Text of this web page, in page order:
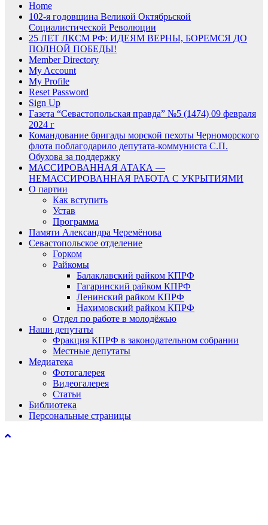
Home
102-я годовщина Великой Октябрьской
Социалистической Революции
25 ЛЕТ ЛКСМ РФ: ИДЕЯМ ВЕРНЫ, БОРЕМСЯ ДО
ПОЛНОЙ ПОБЕДЫ!
Member Directory
My Account
My Profile
Reset Password
Sign Up
Газета “Севастопольская правда” №5 (1474) 09 февраля
2024 г
Командование бригады морской пехоты Черноморского
флота поблагодарило депутата-коммуниста С.П.
Обухова за поддержку
МАССИРОВАННАЯ АТАКА —
НЕМАССИРОВАННАЯ РАБОТА С УКРЫТИЯМИ
О партии
Как вступить
Устав
Программа
Памяти Александра Черемёнова
Севастопольское отделение
Горком
Райкомы
Балаклавский райком КПРФ
Гагаринский райком КПРФ
Ленинский райком КПРФ
Нахимовский райком КПРФ
Отдел по работе в молодёжью
Наши депутаты
Фракция КПРФ в законодательном собрании
Местные депутаты
Медиатека
Фотогалерея
Видеогалерея
Статьи
Библиотека
Персональные страницы